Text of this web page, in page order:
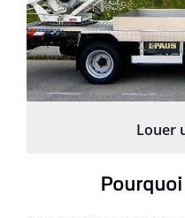
Louer